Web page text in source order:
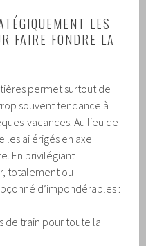
LES
FAIRE FONDRE LA
permet surtout de
souvent tendance à
vacances. Au lieu de
les ai érigés en axe
En privilégiant
totalement ou
d’impondérables :
de train pour toute la